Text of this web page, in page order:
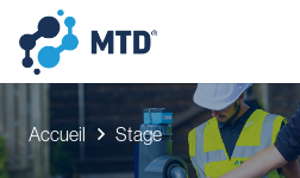
Accueil Stage